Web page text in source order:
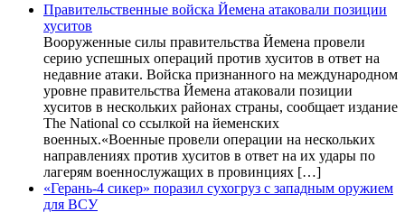
Правительственные войска Йемена атаковали позиции
хуситов
Вооруженные силы правительства Йемена провели
серию успешных операций против хуситов в ответ на
недавние атаки. Войска признанного на международном
уровне правительства Йемена атаковали позиции
хуситов в нескольких районах страны, сообщает издание
The National со ссылкой на йеменских
военных.«Военные провели операции на нескольких
направлениях против хуситов в ответ на их удары по
лагерям военнослужащих в провинциях […]
«Герань-4 сикер» поразил сухогруз с западным оружием
для ВСУ